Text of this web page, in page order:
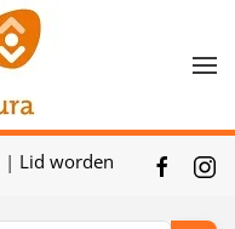
| Lid worden